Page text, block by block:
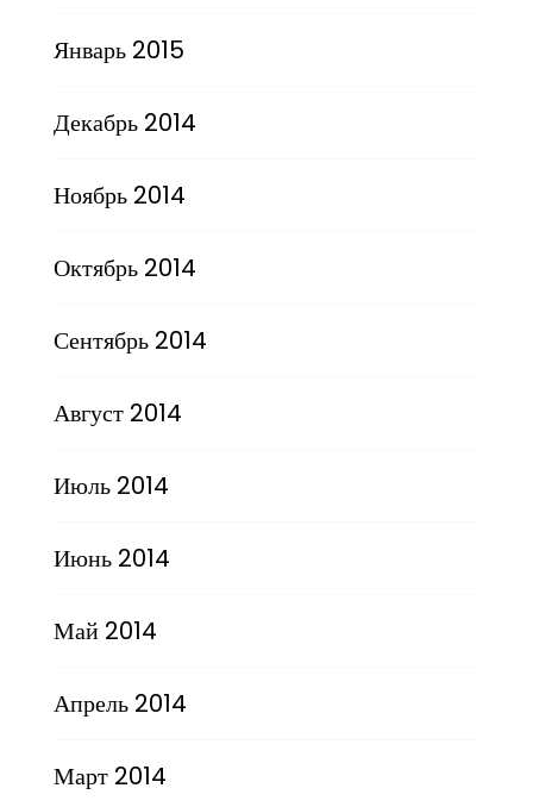
Январь 2015
Декабрь 2014
Ноябрь 2014
Октябрь 2014
Сентябрь 2014
Август 2014
Июль 2014
Июнь 2014
Май 2014
Апрель 2014
Март 2014